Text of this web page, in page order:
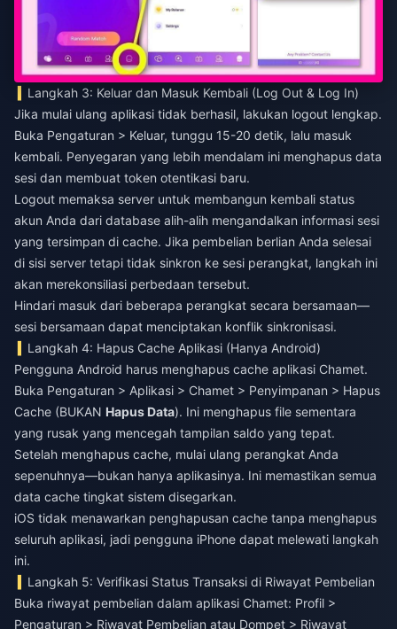
Langkah 3: Keluar dan Masuk Kembali (Log Out & Log In)
Jika mulai ulang aplikasi tidak berhasil, lakukan logout lengkap.
Buka Pengaturan > Keluar, tunggu 15-20 detik, lalu masuk
kembali. Penyegaran yang lebih mendalam ini menghapus data
sesi dan membuat token otentikasi baru.
Logout memaksa server untuk membangun kembali status
akun Anda dari database alih-alih mengandalkan informasi sesi
yang tersimpan di cache. Jika pembelian berlian Anda selesai
di sisi server tetapi tidak sinkron ke sesi perangkat, langkah ini
akan merekonsiliasi perbedaan tersebut.
Hindari masuk dari beberapa perangkat secara bersamaan—
sesi bersamaan dapat menciptakan konflik sinkronisasi.
Langkah 4: Hapus Cache Aplikasi (Hanya Android)
Pengguna Android harus menghapus cache aplikasi Chamet.
Buka Pengaturan > Aplikasi > Chamet > Penyimpanan > Hapus
Cache (BUKAN Hapus Data). Ini menghapus file sementara
yang rusak yang mencegah tampilan saldo yang tepat.
Setelah menghapus cache, mulai ulang perangkat Anda
sepenuhnya—bukan hanya aplikasinya. Ini memastikan semua
data cache tingkat sistem disegarkan.
iOS tidak menawarkan penghapusan cache tanpa menghapus
seluruh aplikasi, jadi pengguna iPhone dapat melewati langkah
ini.
Langkah 5: Verifikasi Status Transaksi di Riwayat Pembelian
Buka riwayat pembelian dalam aplikasi Chamet: Profil >
Pengaturan > Riwayat Pembelian atau Dompet > Riwayat